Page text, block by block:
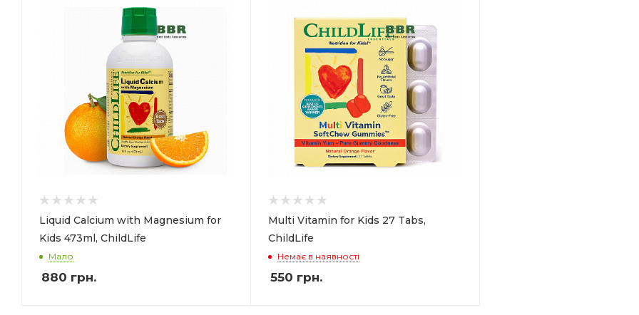
Liquid Calcium with Magnesium for
Kids 473ml, ChildLife
Мало
880 грн.
Multi Vitamin for Kids 27 Tabs,
ChildLife
Немає в наявності
550 грн.